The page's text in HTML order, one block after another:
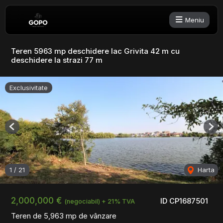
Meniu
Teren 5963 mp deschidere lac Grivita 42 m cu
deschidere la strazi 77 m
ID CP1687501
2,000,000 € (negociabil) + 21% TVA
Teren de 5,963 mp de vânzare
Exclusivitate
1 / 21 Harta
Previous